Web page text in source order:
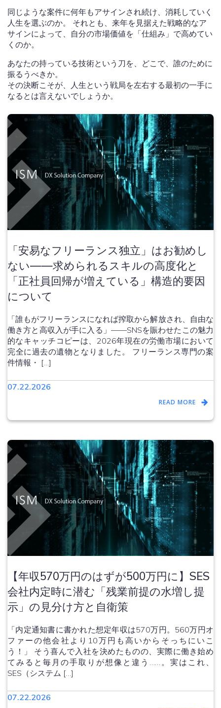
同じような案件に何年もアサインされ続け、消耗していく
人生を選ぶのか。 それとも、来年を見据えた戦略的なア
サインによって、自分の市場価値を「仕組み」で高めてい
くのか。
あなたの持っている技術という刀を、どこで、誰のために
振るうべきか。
その決断こそが、人生という戦局を左右する最初の一手に
なるとは言えないでしょうか。
「安易なフリーランス独立」はお勧めし
ない——求められるスキルの高度化と
「正社員回帰が増えている」構造的要因
について
「誰もがフリーランスになれば搾取から解放され、自由な
働き方と高収入が手に入る」——SNSを賑わせたこの魅力
的なキャッチコピーは、2026年現在の労働市場において
完全に過去の遺物となりました。 フリーランス専門の案
件情報・ […]
07.22.2026
READ MORE
【年収570万円のはずが500万円に】SES
会社内定時に潜む「残業前提の水増し提
示」の見分け方と自衛策
「内定通知書に書かれた想定年収は570万円。560万円オ
ファーの他会社より10万円も高いからそっちにいこ
う！」 そう喜んで入社を決めたものの、実際に働き始め
てみると毎月の手取りが想像と違う……。実はこれ、
SES（システム […]
07.22.2026